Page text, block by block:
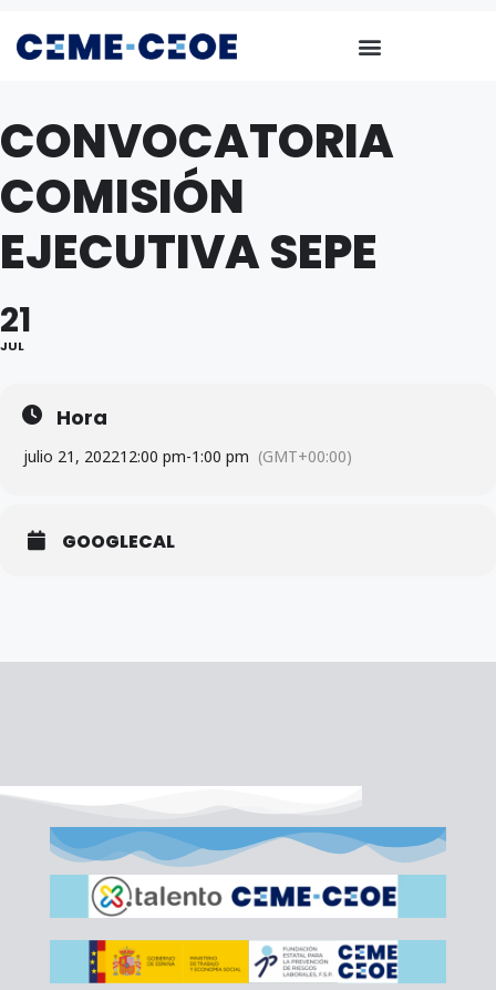
CONVOCATORIA
COMISIÓN
EJECUTIVA SEPE
21
JUL
Hora
julio 21, 202212:00 pm-1:00 pm (GMT+00:00)
GOOGLECAL